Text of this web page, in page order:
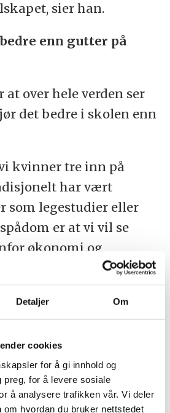
Detaljer Om
cookies
for å gi innhold og
preg, for å levere sosiale
å analysere trafikken vår. Vi deler
hvordan du bruker nettstedet
sier han.
enn gutter på
at over hele verden ser
det bedre i skolen enn
kvinner tre inn på
har vært
som legestudier eller
er at vi vil se
økonomi og
at om man skal tenke på
da må man legge til
fra hele
ikke bare blant
som man jo gjør